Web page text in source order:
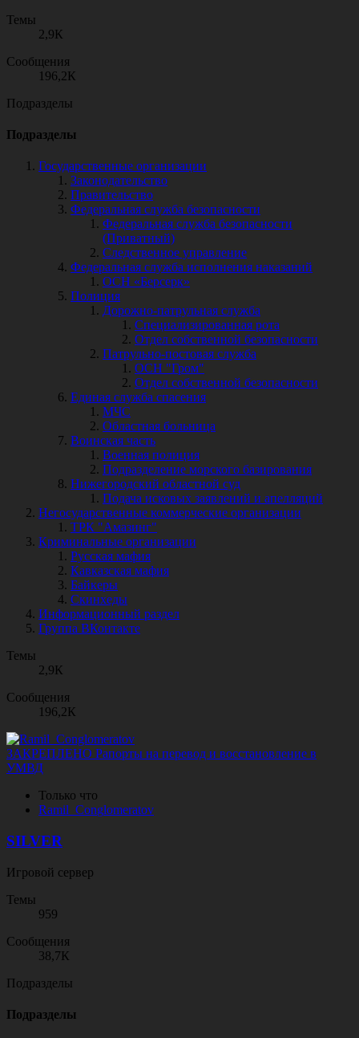
Темы
2,9К
Сообщения
196,2К
Подразделы
Подразделы
Государственные организации
Законодательство
Правительство
Федеральная служба безопасности
Федеральная служба безопасности
(Приватный)
Следственное управление
Федеральная служба исполнения наказаний
ОСН «Берсерк»
Полиция
Дорожно-патрульная служба
Специализированная рота
Отдел собственной безопасности
Патрульно-постовая служба
ОСН "Гром"
Отдел собственной безопасности
Единая служба спасения
МЧС
Областная больница
Воинская часть
Военная полиция
Подразделение морского базирования
Нижегородский областной суд
Подача исковых заявлений и апелляций
Негосударственные коммерческие организации
ТРК "Амазинг"
Криминальные организации
Русская мафия
Кавказская мафия
Байкеры
Скинхеды
Информационный раздел
Группа ВКонтакте
Темы
2,9К
Сообщения
196,2К
ЗАКРЕПЛЕНО Рапорты на перевод и восстановление в
УМВД
Только что
Ramil Conglomeratov
SILVER
Игровой сервер
Темы
959
Сообщения
38,7К
Подразделы
Подразделы